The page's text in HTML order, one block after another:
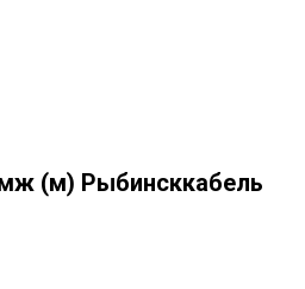
(м) Рыбинсккабель